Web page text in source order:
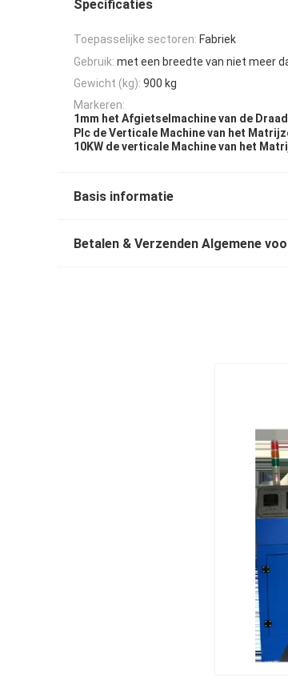
Specificaties
Toepasselijke sectoren: Fabriek
Gebruik: met een breedte van niet meer
Gewicht (kg): 900 kg
Markeren:
1mm het Afgietselmachine van de
Plc de Verticale Machine van het
10KW de verticale Machine van het
Basis informatie
Betalen & Verzenden Algemene